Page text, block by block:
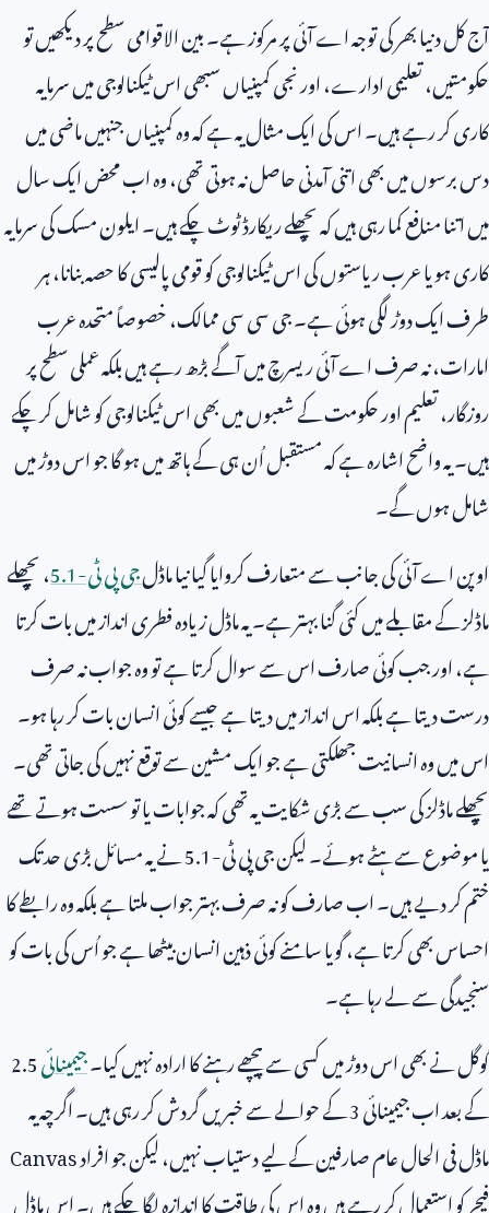
آج کل دنیا بھر کی توجہ اے آئی پر مرکوز ہے۔ بین الاقوامی سطح پر دیکھیں تو
حکومتیں، تعلیمی ادارے، اور نجی کمپنیاں سبھی اس ٹیکنالوجی میں سرمایہ
کاری کر رہے ہیں۔ اس کی ایک مثال یہ ہے کہ وہ کمپنیاں جنہیں ماضی میں
دس برسوں میں بھی اتنی آمدنی حاصل نہ ہوتی تھی، وہ اب محض ایک سال
میں اتنا منافع کما رہی ہیں کہ پچھلے ریکارڈ ٹوٹ چکے ہیں۔ ایلون مسک کی سرمایہ
کاری ہو یا عرب ریاستوں کی اس ٹیکنالوجی کو قومی پالیسی کا حصہ بنانا، ہر
طرف ایک دوڑ لگی ہوئی ہے۔ جی سی سی ممالک، خصوصاً متحدہ عرب
امارات، نہ صرف اے آئی ریسرچ میں آگے بڑھ رہے ہیں بلکہ عملی سطح پر
روزگار، تعلیم اور حکومت کے شعبوں میں بھی اس ٹیکنالوجی کو شامل کر چکے
ہیں۔ یہ واضح اشارہ ہے کہ مستقبل اُن ہی کے ہاتھ میں ہو گا جو اس دوڑ میں
شامل ہوں گے۔
اوپن اے آئی کی جانب سے متعارف کروایا گیا نیا ماڈلجی پی ٹی-5.1، پچھلے
ماڈلز کے مقابلے میں کئی گنا بہتر ہے۔ یہ ماڈل زیادہ فطری انداز میں بات کرتا
ہے، اور جب کوئی صارف اس سے سوال کرتا ہے تو وہ جواب نہ صرف
درست دیتا ہے بلکہ اس انداز میں دیتا ہے جیسے کوئی انسان بات کر رہا ہو۔
اس میں وہ انسانیت جھلکتی ہے جو ایک مشین سے توقع نہیں کی جاتی تھی۔
پچھلے ماڈلز کی سب سے بڑی شکایت یہ تھی کہ جوابات یا تو سست ہوتے تھے
یا موضوع سے ہٹے ہوئے۔ لیکن جی پی ٹی-5.1نے یہ مسائل بڑی حد تک
ختم کر دیے ہیں۔ اب صارف کو نہ صرف بہتر جواب ملتا ہے بلکہ وہ رابطے کا
احساس بھی کرتا ہے، گویا سامنے کوئی ذہین انسان بیٹھا ہے جو اُس کی بات کو
سنجیدگی سے لے رہا ہے۔
گوگل نے بھی اس دوڑ میں کسی سے پیچھے رہنے کا ارادہ نہیں کیا۔جیمینائی2.5
کے بعد اب جیمینائی3کے حوالے سے خبریں گردش کر رہی ہیں۔ اگرچہ یہ
ماڈل فی الحال عام صارفین کے لیے دستیاب نہیں، لیکن جو افرادCanvas
فیچر کو استعمال کر رہے ہیں وہ اس کی طاقت کا اندازہ لگا چکے ہیں۔ اس ماڈل